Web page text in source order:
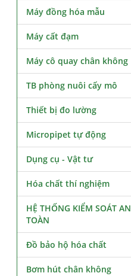
Máy đồng hóa mẫu
Máy cất đạm
Máy cô quay chân không
TB phòng nuôi cấy mô
Thiết bị đo lường
Micropipet tự động
Dụng cụ - Vật tư
Hóa chất thí nghiệm
HỆ THỐNG KIỂM SOÁT AN
TOÀN
Đồ bảo hộ hóa chất
Bơm hút chân không